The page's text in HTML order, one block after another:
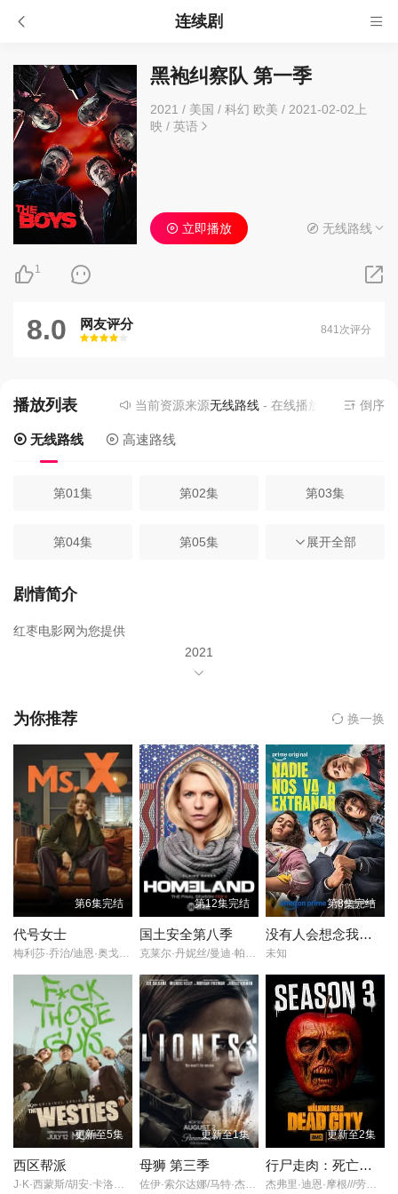
连续剧
黑袍纠察队 第一季
2021 / 美国 / 科幻 欧美/ 2021-02-02上
映 / 英语
1
立即播放 无线路线
8.0 网友评分
很差
较差还行推荐力荐
841次评分
播放列表 当前资源来源无线路线- 在线播放,无需安装播放
倒序
无线路线 高速路线
第01集 第02集 第03集
第04集 第05集 第06集
第07集
展开全部
剧情简介
红枣电影网为您提供
2021
杰克·奎德
安东尼·斯塔尔
Dominiq
主演,
埃文·戈登伯格
导演的《黑袍纠察队 第一季》在线观看,《黑袍纠察队 第一季》百
度云网盘资源以及《黑袍纠察队 第一季》高清mp4迅雷下载，希望
您能喜欢！
这是一个超能力者和普通人共存的世界，祖国人（安东尼·斯塔尔 An
tony Starr 饰）、火车头（杰西·厄舍 Jessie Usher 饰）、深海主
（切斯·克劳福 Chace Crawford 饰）、梅芙女王（多米妮克·麦克艾
丽戈特 Dominique McEllig ott 饰）、透明人（阿历克斯·哈赛尔 Ale
x Hassell 饰）和玄色（内森·米切尔 Nathan Mitchell 饰）隶属于全
球最大的超级英雄公司沃特集团，在帮助政府惩奸除恶维护世界和
平的同时，他们也以偶像的身份帮助公司赚取了难以计数的利润。
休伊（杰克·奎德 Jack Quaid 饰）是一个平凡的男孩，她的女友死
于一场意外，而这场意外的制造者正是火车头。休伊不愿意接受沃
特公司潦草的致歉和赔偿，决定替女友报仇。
为你推荐 换一换
第6集完结
代号女士
梅利莎·乔治/迪恩·奥戈曼/西蒙娜·凯塞尔/
第12集完结
国土安全第八季
克莱尔·丹妮丝/曼迪·帕廷金/莱纳斯·罗彻/科斯塔·罗宁/莫瑞·史特林/尼姆拉特·考尔/穆罕默德·巴克里/安德莉·代克/克里夫·张伯伦/杰森.托特纳姆/蒂姆·金尼/艾米·哈格里夫斯/安娜·凯瑟琳·霍尔布鲁克/大卫·亨特/琼乔·奥雷尔/埃米利奥·库斯塔/安娜·弗兰科利尼/乔治娅·古德曼/
第8集完结
没有人会想念我们第二季
未知
更新至5集
西区帮派
更新至1集
母狮 第三季
佐伊·索尔达娜/马特·杰拉德/摩根·弗里曼/伊恩·鲍汉/奥斯汀·赫伯特/妮可·基德曼/迈克尔·凯利/杰克·迪米奇/拉莫尼卡·加勒特/珍尼希斯·罗德里格兹/吉尔·瓦格纳/萨德·拉金比尔/戴夫·安纳布尔/詹姆斯·乔丹/蕾斯拉·德·奥利维拉/伊丽萨维塔·奈莱丁/斯蒂芬妮·努尔/汉娜·洛夫·拉尼尔/塞莱斯蒂娜·哈里斯/阿森·格里戈罗夫/
更新至2集
行尸走肉：死亡之城 第三季
杰弗里·迪恩·摩根///劳伦·科汉/